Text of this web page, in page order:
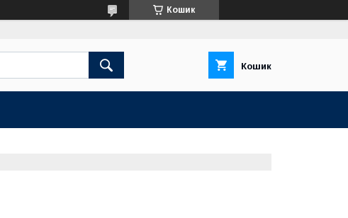
Кошик
Кошик